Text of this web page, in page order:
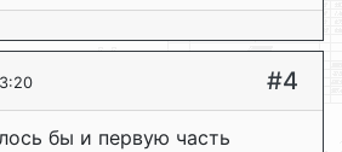
#4
бы и первую часть